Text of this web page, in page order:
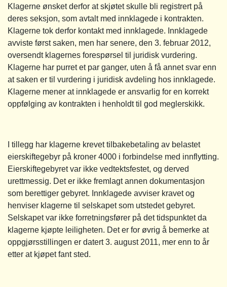
Klagerne ønsket derfor at skjøtet skulle bli registrert på
deres seksjon, som avtalt med innklagede i kontrakten.
Klagerne tok derfor kontakt med innklagede. Innklagede
avviste først saken, men har senere, den 3. februar 2012,
oversendt klagernes forespørsel til juridisk vurdering.
Klagerne har purret et par ganger, uten å få annet svar enn
at saken er til vurdering i juridisk avdeling hos innklagede.
Klagerne mener at innklagede er ansvarlig for en korrekt
oppfølging av kontrakten i henholdt til god meglerskikk.
I tillegg har klagerne krevet tilbakebetaling av belastet
eierskiftegebyr på kroner 4000 i forbindelse med innflytting.
Eierskiftegebyret var ikke vedtektsfestet, og derved
urettmessig. Det er ikke fremlagt annen dokumentasjon
som berettiger gebyret. Innklagede avviser kravet og
henviser klagerne til selskapet som utstedet gebyret.
Selskapet var ikke forretningsfører på det tidspunktet da
klagerne kjøpte leiligheten. Det er for øvrig å bemerke at
oppgjørsstillingen er datert 3. august 2011, mer enn to år
etter at kjøpet fant sted.